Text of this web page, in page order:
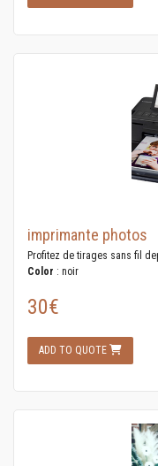
imprimante photos
Profitez de tirages sans fil
Color : noir
30€
ADD TO QUOTE